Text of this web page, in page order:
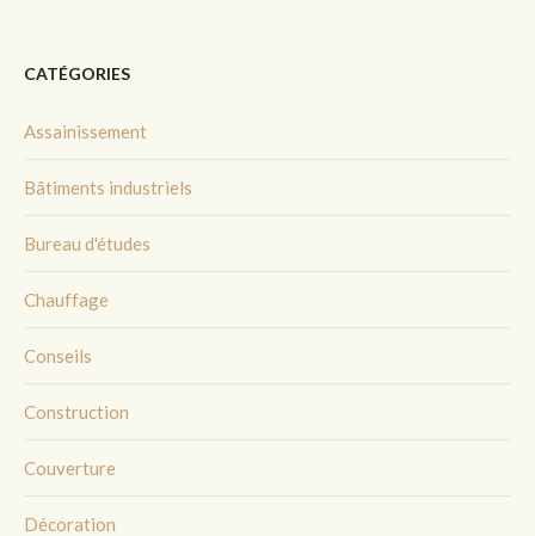
CATÉGORIES
Assainissement
Bâtiments industriels
Bureau d'études
Chauffage
Conseils
Construction
Couverture
Décoration